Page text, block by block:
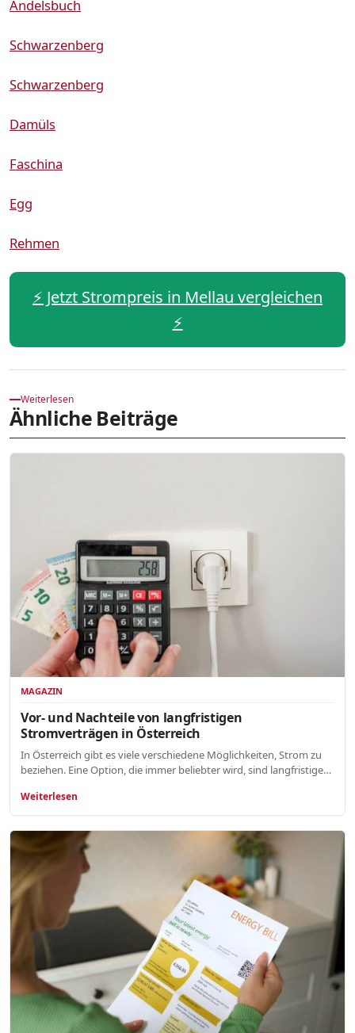
Andelsbuch
Schwarzenberg
Schwarzenberg
Damüls
Faschina
Egg
Rehmen
⚡️ Jetzt Strompreis in Mellau vergleichen
⚡️
Weiterlesen
Ähnliche Beiträge
MAGAZIN
Vor- und Nachteile von langfristigen
Stromverträgen in Österreich
In Österreich gibt es viele verschiedene Möglichkeiten, Strom zu
beziehen. Eine Option, die immer beliebter wird, sind langfristige…
Weiterlesen